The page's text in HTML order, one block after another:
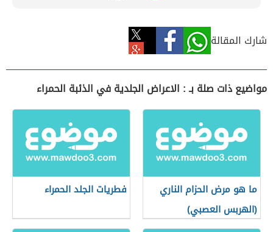
شارك المقالة
مواضيع ذات صلة بـ : الاعراض الجلدية في الذئبة الحمراء
ما هو مرض الحزام الناري
(الهربس العصبي)
فطريات الجلد الحمراء